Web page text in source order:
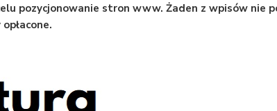
pozycjonowanie stron www. Żaden z wpisów nie